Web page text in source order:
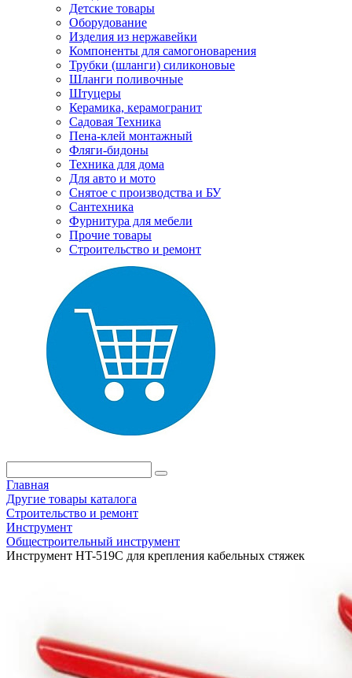
Детские товары
Оборудование
Изделия из нержавейки
Компоненты для самогоноварения
Трубки (шланги) силиконовые
Шланги поливочные
Штуцеры
Керамика, керамогранит
Садовая Техника
Пена-клей монтажный
Фляги-бидоны
Техника для дома
Для авто и мото
Снятое с производства и БУ
Сантехника
Фурнитура для мебели
Прочие товары
Строительство и ремонт
Главная
Другие товары каталога
Строительство и ремонт
Инструмент
Общестроительный инструмент
Инструмент HT-519C для крепления кабельных стяжек